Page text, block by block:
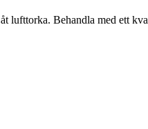
Behandla med ett